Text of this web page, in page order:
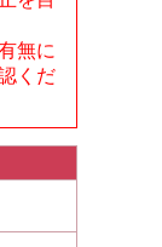
無に
くだ